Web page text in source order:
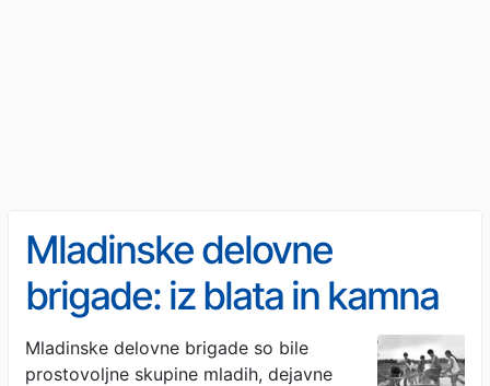
Mladinske delovne
brigade: iz blata in kamna
do prog, cest in mest
Mladinske delovne brigade so bile
prostovoljne skupine mladih, dejavne